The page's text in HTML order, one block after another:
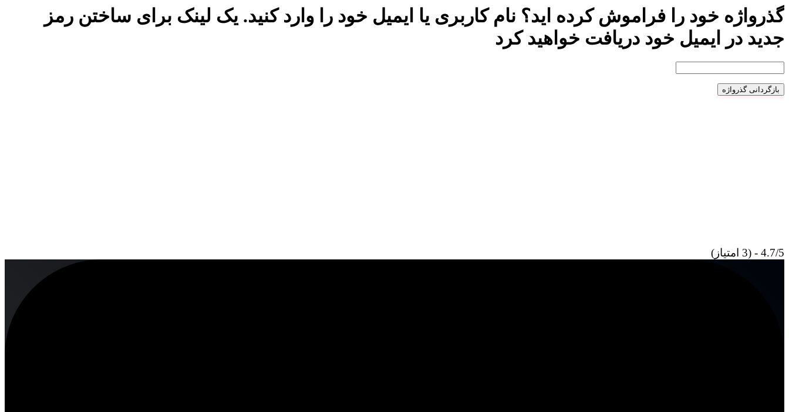
گذرواژه خود را فراموش کرده اید؟ نام کاربری یا ایمیل خود را وارد کنید. یک لینک برای ساختن رمز
جدید در ایمیل خود دریافت خواهید کرد
بازگردانی گذرواژه
4.7/5 - (3 امتیاز)